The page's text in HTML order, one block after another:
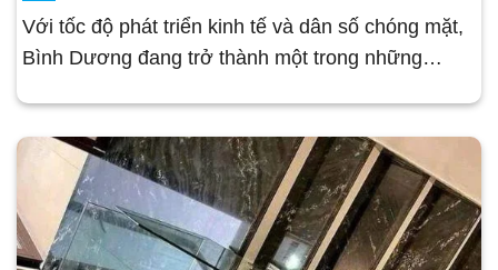
Với tốc độ phát triển kinh tế và dân số chóng mặt,
Bình Dương đang trở thành một trong những…